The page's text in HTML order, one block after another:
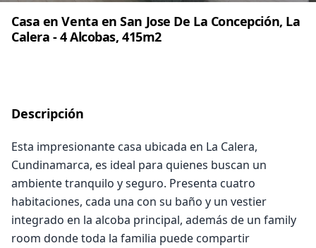
Casa en Venta en San Jose De La Concepción, La
Calera - 4 Alcobas, 415m2
Descripción
Esta impresionante casa ubicada en La Calera,
Cundinamarca, es ideal para quienes buscan un
ambiente tranquilo y seguro. Presenta cuatro
habitaciones, cada una con su baño y un vestier
integrado en la alcoba principal, además de un family
room donde toda la familia puede compartir